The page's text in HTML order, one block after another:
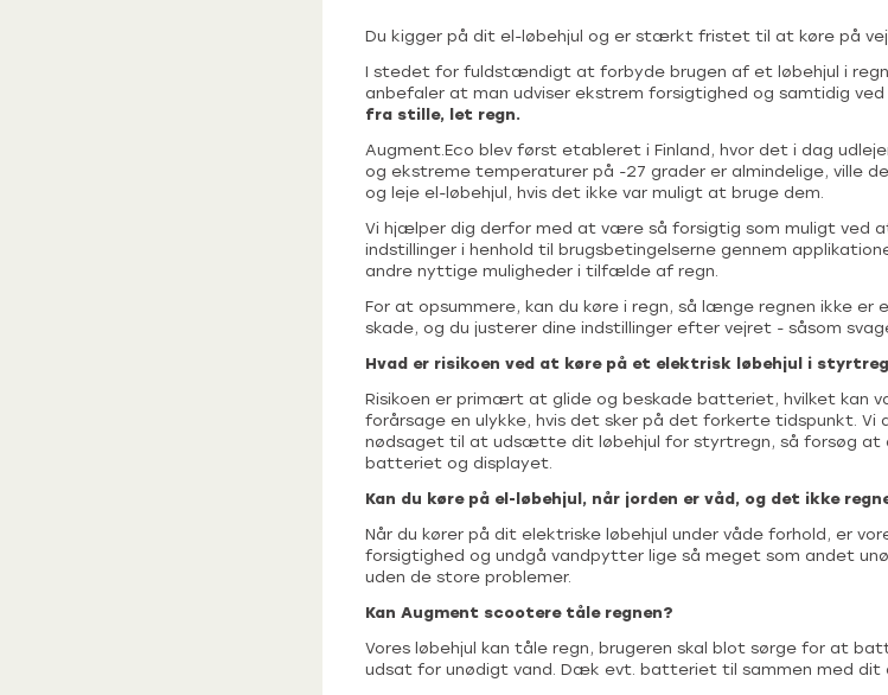
Du kigger på dit el-løbehjul og er stærkt fristet til at køre på
I stedet for fuldstændigt at forbyde brugen af et løbehjul i
anbefaler at man udviser ekstrem forsigtighed og samtidig ved
fra stille, let regn.
Augment.Eco blev først etableret i Finland, hvor det i dag
og ekstreme temperaturer på -27 grader er almindelige, ville
og leje el-løbehjul, hvis det ikke var muligt at bruge dem.
Vi hjælper dig derfor med at være så forsigtig som muligt ved
indstillinger i henhold til brugsbetingelserne gennem
andre nyttige muligheder i tilfælde af regn.
For at opsummere, kan du køre i regn, så længe regnen ikke
skade, og du justerer dine indstillinger efter vejret - såsom
Hvad er risikoen ved at køre på et elektrisk løbehjul i
Risikoen er primært at glide og beskade batteriet, hvilket kan
forårsage en ulykke, hvis det sker på det forkerte tidspunkt. Vi
nødsaget til at udsætte dit løbehjul for styrtregn, så forsøg at
batteriet og displayet.
Kan du køre på el-løbehjul, når jorden er våd, og det ikke
Når du kører på dit elektriske løbehjul under våde forhold, er
forsigtighed og undgå vandpytter lige så meget som andet
uden de store problemer.
Kan Augment scootere tåle regnen?
Vores løbehjul kan tåle regn, brugeren skal blot sørge for at
udsat for unødigt vand. Dæk evt. batteriet til sammen med dit